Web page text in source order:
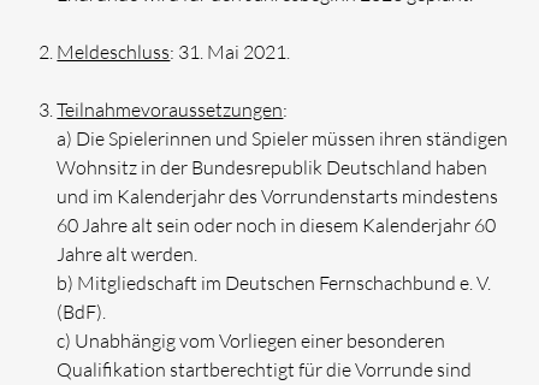
Meldeschluss: 31. Mai 2021.
Teilnahmevoraussetzungen:
a) Die Spielerinnen und Spieler müssen ihren ständigen
Wohnsitz in der Bundesrepublik Deutschland haben
und im Kalenderjahr des Vorrundenstarts mindestens
60 Jahre alt sein oder noch in diesem Kalenderjahr 60
Jahre alt werden.
b) Mitgliedschaft im Deutschen Fernschachbund e. V.
(BdF).
c) Unabhängig vom Vorliegen einer besonderen
Qualifikation startberechtigt für die Vorrunde sind